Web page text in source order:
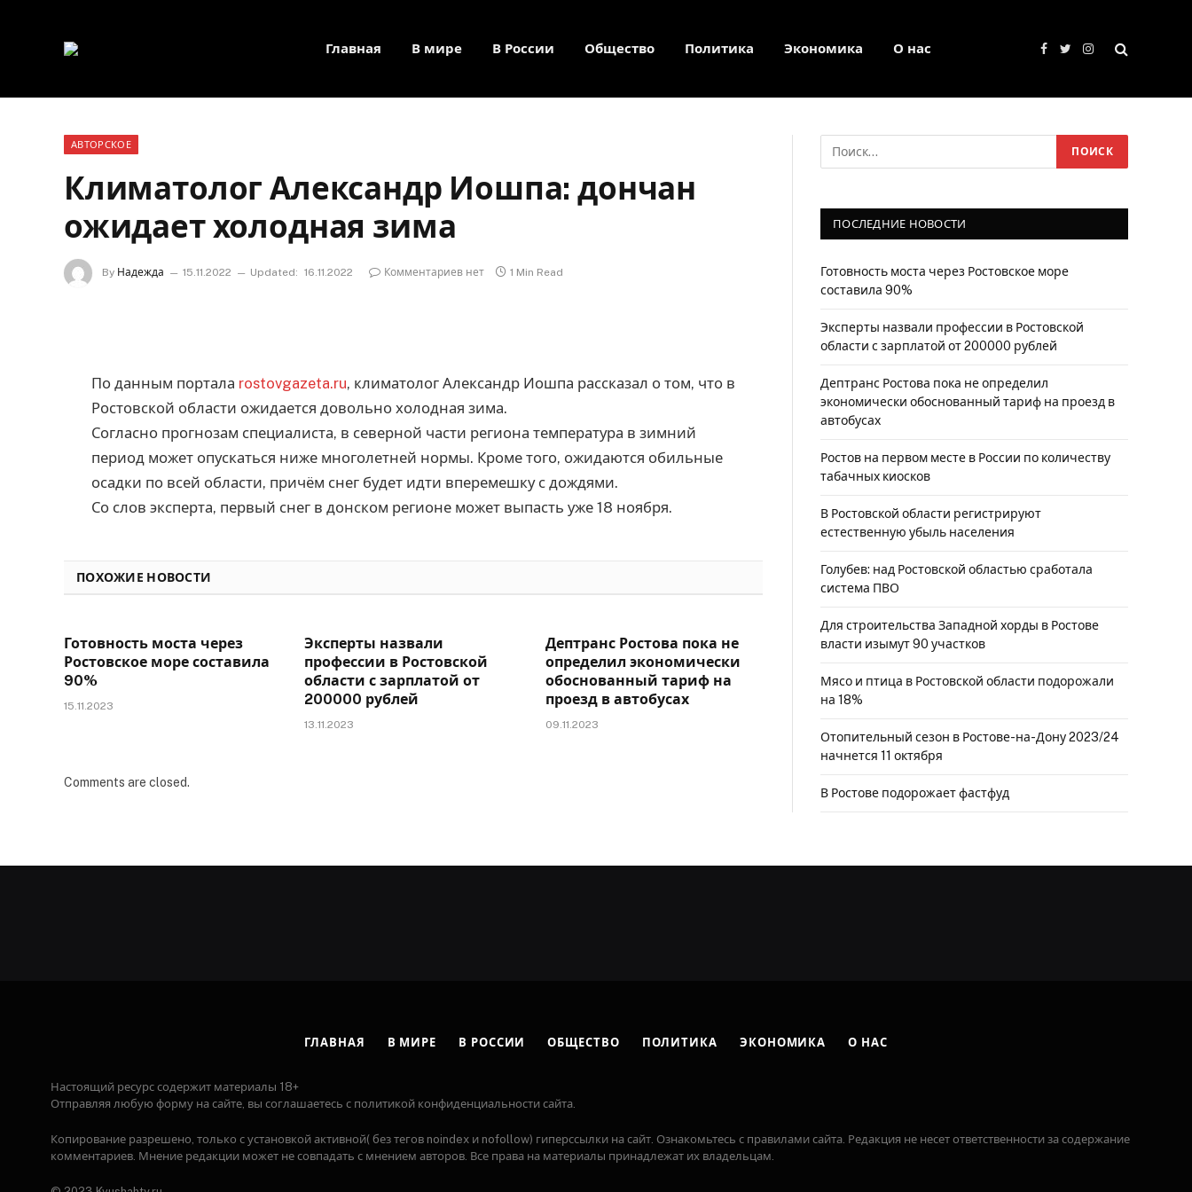
Главная В мире В России Общество Политика Экономика О нас
Facebook
TwitterInstagram
АВТОРСКОЕ
Климатолог Александр Иошпа: дончан
ожидает холодная зима
By Надежда 15.11.2022 Updated: 16.11.2022 Комментариев нет 1 Min Read
По данным портала rostovgazeta.ru, климатолог Александр Иошпа рассказал о том, что в
Ростовской области ожидается довольно холодная зима.
Согласно прогнозам специалиста, в северной части региона температура в зимний
период может опускаться ниже многолетней нормы. Кроме того, ожидаются обильные
осадки по всей области, причём снег будет идти вперемешку с дождями.
Со слов эксперта, первый снег в донском регионе может выпасть уже 18 ноября.
ПОХОЖИЕ НОВОСТИ
Готовность моста через
Ростовское море составила
90%
15.11.2023
Эксперты назвали
профессии в Ростовской
области с зарплатой от
200000 рублей
13.11.2023
Дептранс Ростова пока не
определил экономически
обоснованный тариф на
проезд в автобусах
09.11.2023
Comments are closed.
ПОСЛЕДНИЕ НОВОСТИ
Готовность моста через Ростовское море
составила 90%
Эксперты назвали профессии в Ростовской
области с зарплатой от 200000 рублей
Дептранс Ростова пока не определил
экономически обоснованный тариф на проезд в
автобусах
Ростов на первом месте в России по количеству
табачных киосков
В Ростовской области регистрируют
естественную убыль населения
Голубев: над Ростовской областью сработала
система ПВО
Для строительства Западной хорды в Ростове
власти изымут 90 участков
Мясо и птица в Ростовской области подорожали
на 18%
Отопительный сезон в Ростове-на-Дону 2023/24
начнется 11 октября
В Ростове подорожает фастфуд
ГЛАВНАЯ В МИРЕ В РОССИИ ОБЩЕСТВО ПОЛИТИКА ЭКОНОМИКА О НАС
Настоящий ресурс содержит материалы 18+
Отправляя любую форму на сайте, вы соглашаетесь с политикой конфиденциальности сайта.
Копирование разрешено, только с установкой активной( без тегов noindex и nofollow) гиперссылки на сайт. Ознакомьтесь с правилами сайта. Редакция не несет ответственности за содержание
комментариев. Мнение редакции может не совпадать с мнением авторов. Все права на материалы принадлежат их владельцам.